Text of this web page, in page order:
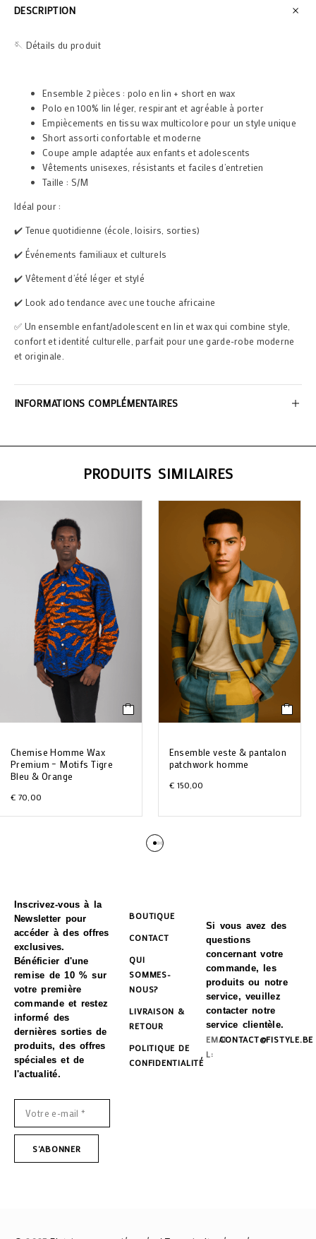
DESCRIPTION
🪡 Détails du produit
Ensemble 2 pièces : polo en lin + short en wax
Polo en 100% lin léger, respirant et agréable à porter
Empiècements en tissu wax multicolore pour un style unique
Short assorti confortable et moderne
Coupe ample adaptée aux enfants et adolescents
Vêtements unisexes, résistants et faciles d’entretien
Taille : S/M
Idéal pour :
✔️ Tenue quotidienne (école, loisirs, sorties)
✔️ Événements familiaux et culturels
✔️ Vêtement d’été léger et stylé
✔️ Look ado tendance avec une touche africaine
✅ Un ensemble enfant/adolescent en lin et wax qui combine style,
confort et identité culturelle, parfait pour une garde-robe moderne
et originale.
INFORMATIONS COMPLÉMENTAIRES
PRODUITS SIMILAIRES
Chemise Homme Wax
Premium – Motifs Tigre
Bleu & Orange
€ 70,00
Ensemble veste & pantalon
patchwork homme
€ 150,00
Inscrivez-vous à la
Newsletter pour
accéder à des offres
exclusives.
Bénéficier d'une
remise de 10 % sur
votre première
commande et restez
informé des
dernières sorties de
produits, des offres
spéciales et de
l'actualité.
BOUTIQUE
CONTACT
QUI
SOMMES-
NOUS?
LIVRAISON &
RETOUR
POLITIQUE DE
CONFIDENTIALITÉ
Si vous avez des
questions
concernant votre
commande, les
produits ou notre
service, veuillez
contacter notre
service clientèle.
EMAI
L:
CONTACT@FISTYLE.BE